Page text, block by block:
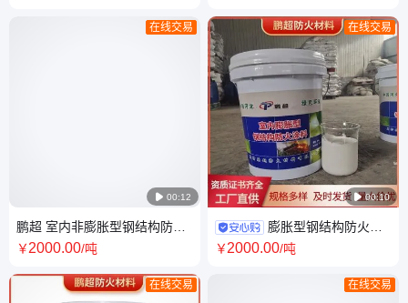
 00:12
在线交易
鹏超 室内非膨胀型钢结构防火
涂料 耐高温耐腐蚀 厂家批发 包
￥2000.00/吨
在线交易
 00:10
在线交易
膨胀型钢结构防火涂
料 鹏超 颜色可定制 包工包料
￥2000.00/吨
在线交易